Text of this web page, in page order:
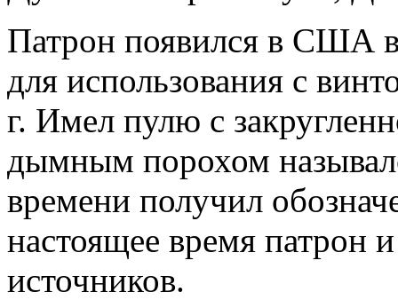
Патрон появился в США в
для использования с
г. Имел пулю с
дымным порохом
времени получил
настоящее время патрон
источников.